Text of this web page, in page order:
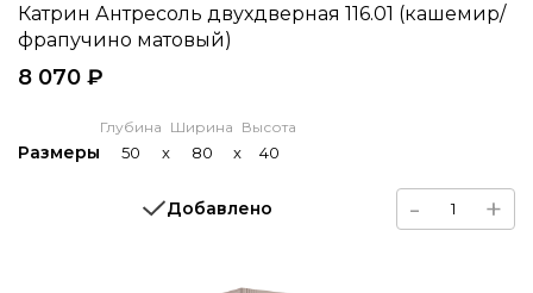
Катрин Антресоль двухдверная 116.01 (кашемир/
фрапучино матовый)
8 070 ₽
Размеры
Глубина
50 x
Ширина
80 x
Высота
40
Добавлено - +